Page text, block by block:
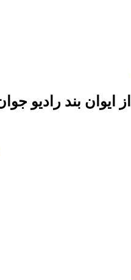
ایوان بند رادیو